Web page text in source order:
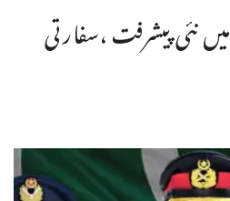
نئی پیشرفت ،سفارتی